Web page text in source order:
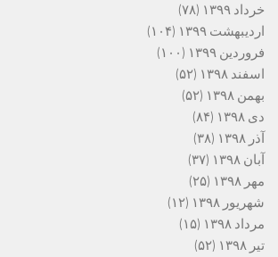
خرداد ۱۳۹۹
(۷۸)
اردیبهشت ۱۳۹۹
(۱۰۴)
فروردین ۱۳۹۹
(۱۰۰)
اسفند ۱۳۹۸
(۵۲)
بهمن ۱۳۹۸
(۵۲)
دی ۱۳۹۸
(۸۴)
آذر ۱۳۹۸
(۳۸)
آبان ۱۳۹۸
(۳۷)
مهر ۱۳۹۸
(۲۵)
شهریور ۱۳۹۸
(۱۲)
مرداد ۱۳۹۸
(۱۵)
تیر ۱۳۹۸
(۵۲)